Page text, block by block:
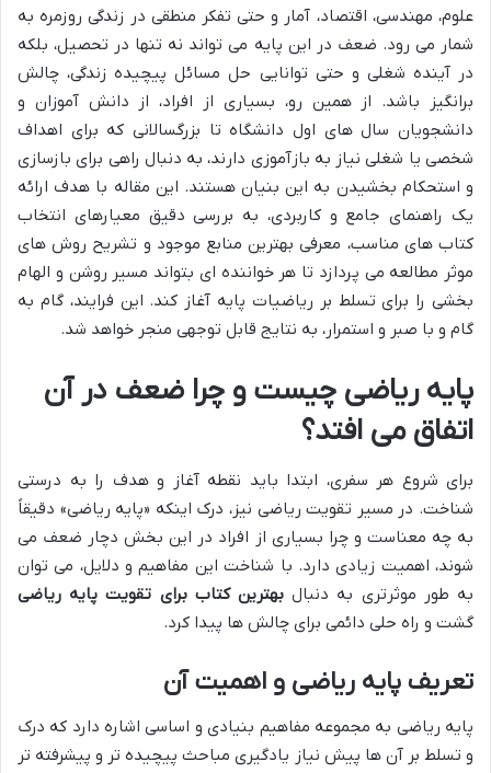
علوم، مهندسی، اقتصاد، آمار و حتی تفکر منطقی در زندگی روزمره به
شمار می رود. ضعف در این پایه می تواند نه تنها در تحصیل، بلکه
در آینده شغلی و حتی توانایی حل مسائل پیچیده زندگی، چالش
برانگیز باشد. از همین رو، بسیاری از افراد، از دانش آموزان و
دانشجویان سال های اول دانشگاه تا بزرگسالانی که برای اهداف
شخصی یا شغلی نیاز به بازآموزی دارند، به دنبال راهی برای بازسازی
و استحکام بخشیدن به این بنیان هستند. این مقاله با هدف ارائه
یک راهنمای جامع و کاربردی، به بررسی دقیق معیارهای انتخاب
کتاب های مناسب، معرفی بهترین منابع موجود و تشریح روش های
موثر مطالعه می پردازد تا هر خواننده ای بتواند مسیر روشن و الهام
بخشی را برای تسلط بر ریاضیات پایه آغاز کند. این فرایند، گام به
گام و با صبر و استمرار، به نتایج قابل توجهی منجر خواهد شد.
پایه ریاضی چیست و چرا ضعف در آن
اتفاق می افتد؟
برای شروع هر سفری، ابتدا باید نقطه آغاز و هدف را به درستی
شناخت. در مسیر تقویت ریاضی نیز، درک اینکه «پایه ریاضی» دقیقاً
به چه معناست و چرا بسیاری از افراد در این بخش دچار ضعف می
شوند، اهمیت زیادی دارد. با شناخت این مفاهیم و دلایل، می توان
به طور موثرتری به دنبال بهترین کتاب برای تقویت پایه ریاضی
گشت و راه حلی دائمی برای چالش ها پیدا کرد.
تعریف پایه ریاضی و اهمیت آن
پایه ریاضی به مجموعه مفاهیم بنیادی و اساسی اشاره دارد که درک
و تسلط بر آن ها پیش نیاز یادگیری مباحث پیچیده تر و پیشرفته تر